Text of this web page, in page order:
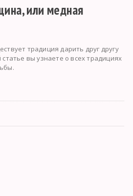
или медная
традиция дарить друг другу
вы узнаете о всех традициях